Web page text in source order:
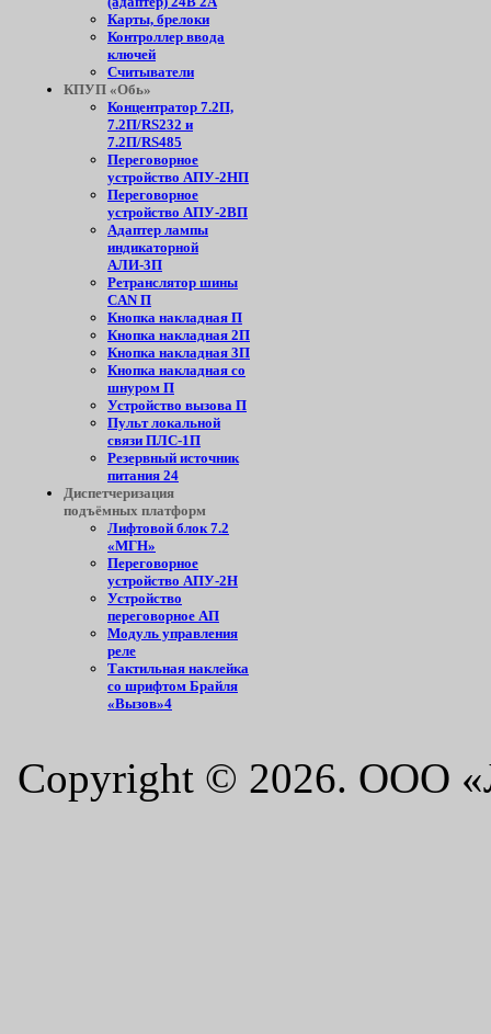
Карты, брелоки
Контроллер ввода
ключей
Считыватели
КПУП «Обь»
Концентратор 7.2П,
7.2П/RS232 и
7.2П/RS485
Переговорное
устройство АПУ-2НП
Переговорное
устройство АПУ-2ВП
Адаптер лампы
индикаторной
АЛИ-3П
Ретранслятор шины
CAN П
Кнопка накладная П
Кнопка накладная 2П
Кнопка накладная 3П
Кнопка накладная со
шнуром П
Устройство вызова П
Пульт локальной
связи ПЛС-1П
Резервный источник
питания 24
Диспетчеризация
подъёмных платформ
Лифтовой блок 7.2
«МГН»
Переговорное
устройство АПУ-2Н
Устройство
переговорное АП
Модуль управления
реле
Тактильная наклейка
со шрифтом Брайля
«Вызов»4
Copyright © 2026. ООО